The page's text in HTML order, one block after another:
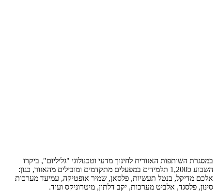
במסגרת השותפות האזורית לחינוך מדעי וטכנולוגי "גליליום", ביקרו
השבוע כ1,200 תלמידים במפעלים מתקדמים ומובילים מהאזור, כגון:
אלכם מדיקל, בנטל תעשיות, פלסאן, שמיר אופטיקה, עמיעד מערכות
סינון, פלסגד, אלביט מערכות, יקב דלתון, מיטרוניקס ועוד.